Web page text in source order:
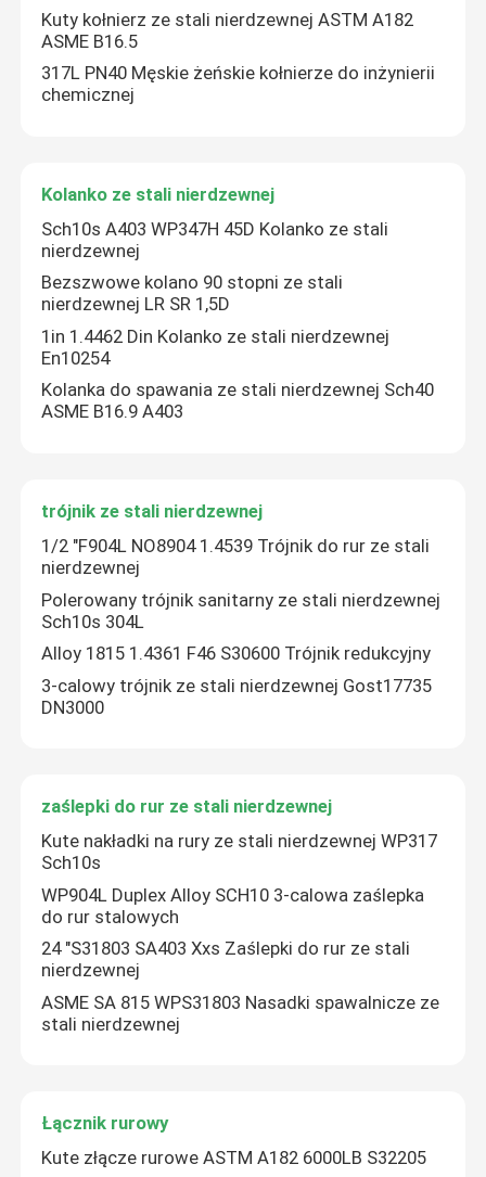
Kuty kołnierz ze stali nierdzewnej ASTM A182
ASME B16.5
317L PN40 Męskie żeńskie kołnierze do inżynierii
chemicznej
Kolanko ze stali nierdzewnej
Sch10s A403 WP347H 45D Kolanko ze stali
nierdzewnej
Bezszwowe kolano 90 stopni ze stali
nierdzewnej LR SR 1,5D
1in 1.4462 Din Kolanko ze stali nierdzewnej
En10254
Kolanka do spawania ze stali nierdzewnej Sch40
ASME B16.9 A403
trójnik ze stali nierdzewnej
1/2 "F904L NO8904 1.4539 Trójnik do rur ze stali
nierdzewnej
Polerowany trójnik sanitarny ze stali nierdzewnej
Sch10s 304L
Alloy 1815 1.4361 F46 S30600 Trójnik redukcyjny
3-calowy trójnik ze stali nierdzewnej Gost17735
DN3000
zaślepki do rur ze stali nierdzewnej
Kute nakładki na rury ze stali nierdzewnej WP317
Sch10s
WP904L Duplex Alloy SCH10 3-calowa zaślepka
do rur stalowych
24 "S31803 SA403 Xxs Zaślepki do rur ze stali
nierdzewnej
ASME SA 815 WPS31803 Nasadki spawalnicze ze
stali nierdzewnej
Łącznik rurowy
Kute złącze rurowe ASTM A182 6000LB S32205